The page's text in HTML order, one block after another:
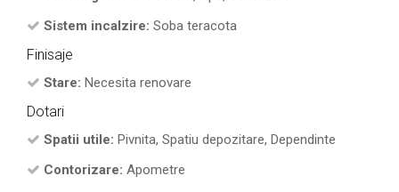
Sistem incalzire: Soba teracota
Finisaje
Stare: Necesita renovare
Dotari
Spatii utile: Pivnita, Spatiu depozitare, Dependinte
Contorizare: Apometre